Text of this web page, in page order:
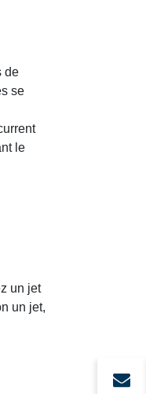
de
se
le
un jet
un jet,